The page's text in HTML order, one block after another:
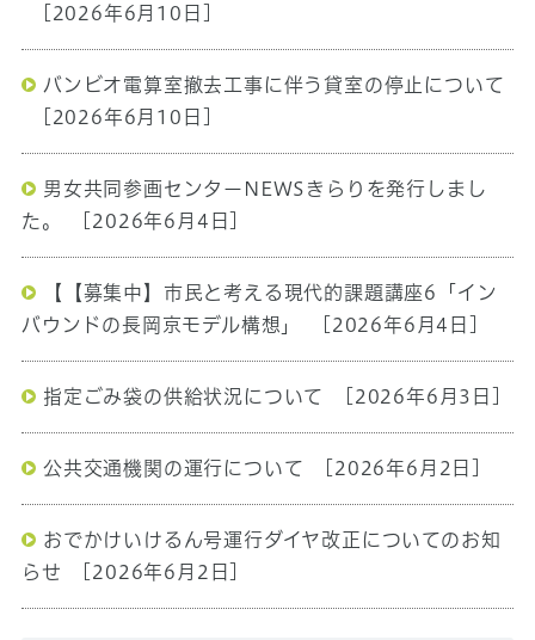
[2026年6月10日]
バンビオ電算室撤去工事に伴う貸室の停止について
[2026年6月10日]
男女共同参画センターNEWSきらりを発行しまし
た。
[2026年6月4日]
【【募集中】市民と考える現代的課題講座6「イン
バウンドの長岡京モデル構想」
[2026年6月4日]
指定ごみ袋の供給状況について [2026年6月3日]
公共交通機関の運行について [2026年6月2日]
おでかけいけるん号運行ダイヤ改正についてのお知
らせ
[2026年6月2日]